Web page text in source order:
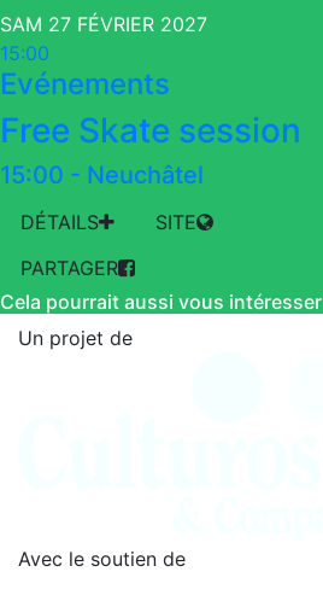
SAM 27 FÉVRIER 2027
15:00
Evénements
Free Skate session
15:00 - Neuchâtel
DÉTAILS
SITE
PARTAGER
Cela pourrait aussi vous intéresser
Un projet de
Avec le soutien de